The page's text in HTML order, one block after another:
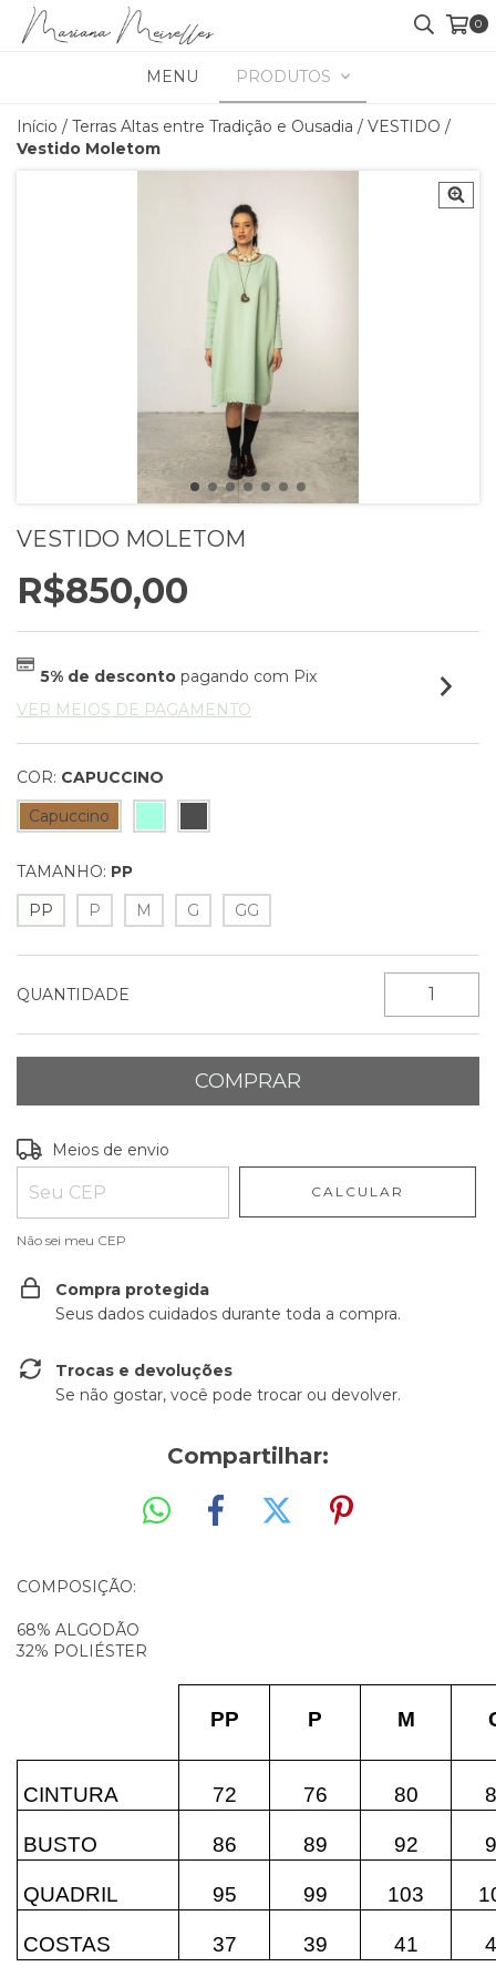
0
MENU PRODUTOS
Início / Terras Altas entre Tradição e Ousadia / VESTIDO /
Vestido Moletom
VESTIDO MOLETOM
R$850,00
5% de descontopagando com Pix
VER MEIOS DE PAGAMENTO
COR: CAPUCCINO
Capuccino
TAMANHO: PP
PP
P M G GG
QUANTIDADE
Entregas para o CEP:
Meios de envio
CALCULAR
Não sei meu CEP
Compra protegida
Seus dados cuidados durante toda a compra.
Trocas e devoluções
Se não gostar, você pode trocar ou devolver.
Compartilhar:
COMPOSIÇÃO:
68% ALGODÃO
32% POLIÉSTER
PP P M
CINTURA 72 76 80
BUSTO 86 89 92
QUADRIL 95 99 103
COSTAS 37 39 41